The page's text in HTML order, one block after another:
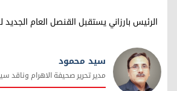
الرئيس بارزاني يستقبل القنصل العام الجديد
سيد محمود
مدير تحرير صحيفة الاهرام وناقد